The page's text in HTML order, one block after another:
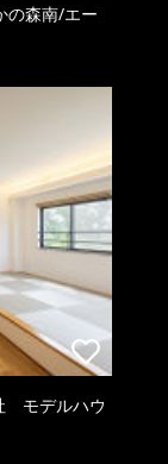
の森南/エー
モデルハウ